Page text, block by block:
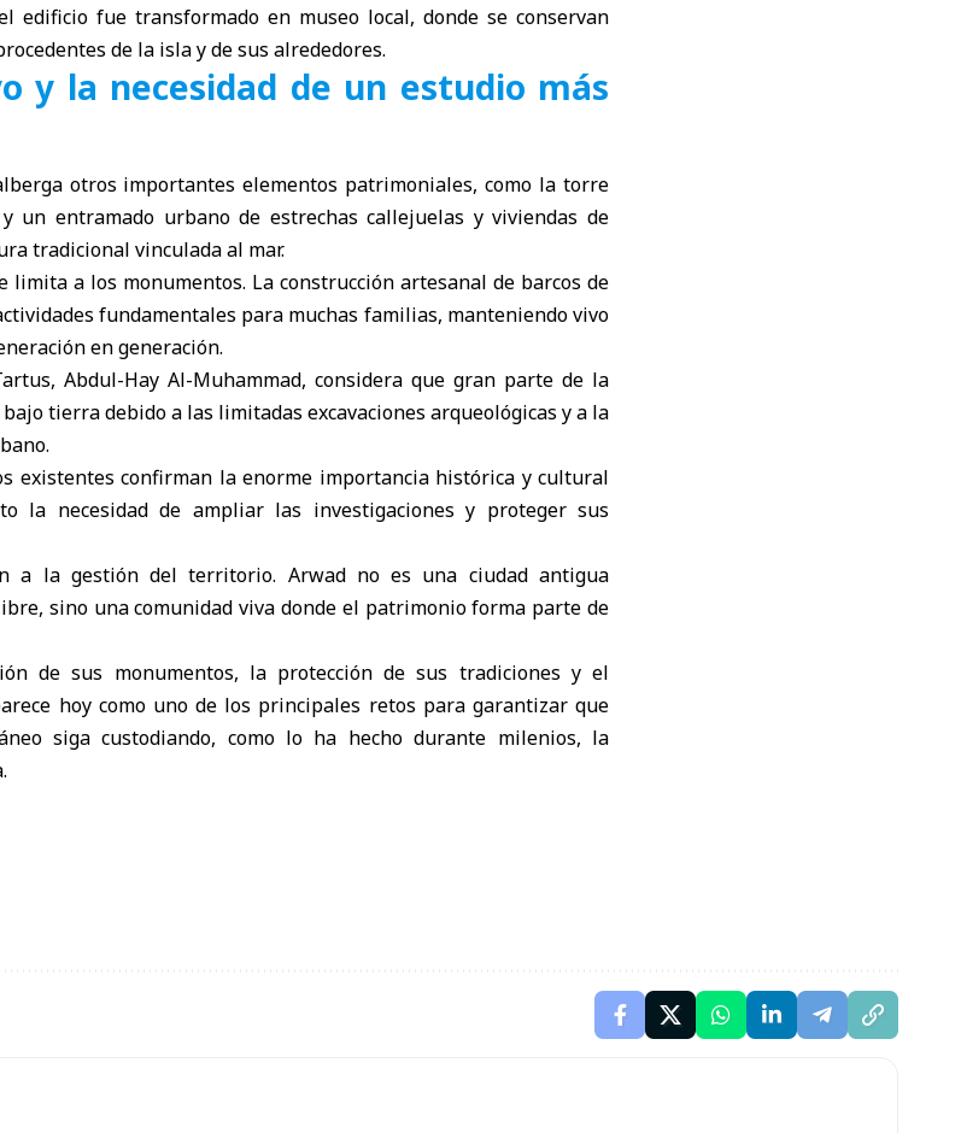
edificio fue transformado en museo local, donde se conservan
de la isla y de sus alrededores.
y la necesidad de un estudio más
otros importantes elementos patrimoniales, como la torre
un entramado urbano de estrechas callejuelas y viviendas de
tradicional vinculada al mar.
limita a los monumentos. La construcción artesanal de barcos de
fundamentales para muchas familias, manteniendo vivo
en generación.
Abdul-Hay Al-Muhammad, considera que gran parte de la
tierra debido a las limitadas excavaciones arqueológicas y a la
existentes confirman la enorme importancia histórica y cultural
la necesidad de ampliar las investigaciones y proteger sus
a la gestión del territorio. Arwad no es una ciudad antigua
sino una comunidad viva donde el patrimonio forma parte de
de sus monumentos, la protección de sus tradiciones y el
hoy como uno de los principales retos para garantizar que
siga custodiando, como lo ha hecho durante milenios, la